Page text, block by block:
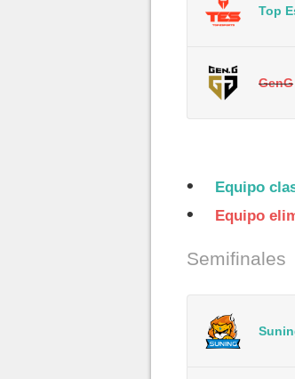
Top
GenG
Equipo
Equipo
Semifinales